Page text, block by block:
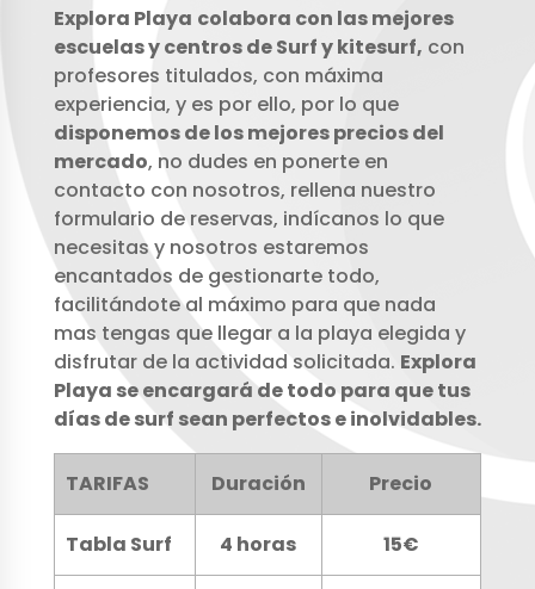
Explora Playa colabora con las mejores
escuelas y centros de Surf y kitesurf, con
profesores titulados, con máxima
experiencia, y es por ello, por lo que
disponemos de los mejores precios del
mercado, no dudes en ponerte en
contacto con nosotros, rellena nuestro
formulario de reservas, indícanos lo que
necesitas y nosotros estaremos
encantados de gestionarte todo,
facilitándote al máximo para que nada
mas tengas que llegar a la playa elegida y
disfrutar de la actividad solicitada. Explora
Playa se encargará de todo para que tus
días de surf sean perfectos e inolvidables.
TARIFAS Duración Precio
Tabla Surf 4 horas 15€